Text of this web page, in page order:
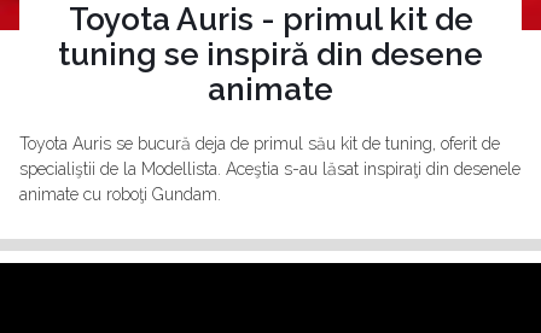
Toyota Auris - primul kit de
tuning se inspiră din desene
animate
Toyota Auris se bucură deja de primul său kit de tuning, oferit de
specialiştii de la Modellista. Aceştia s-au lăsat inspiraţi din desenele
animate cu roboţi Gundam.